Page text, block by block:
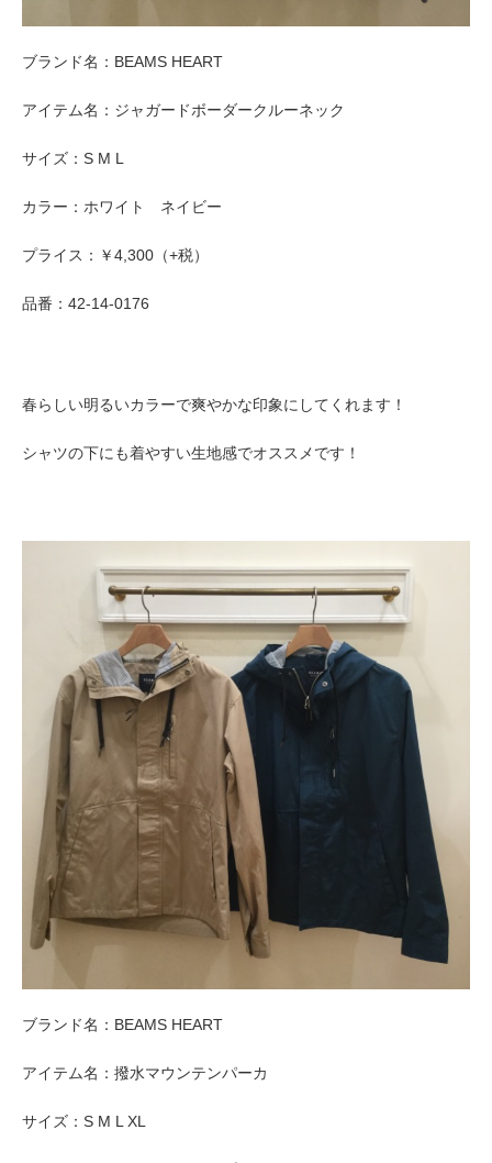
ブランド名：BEAMS HEART
アイテム名：ジャガードボーダークルーネック
サイズ：S M L
カラー：ホワイト ネイビー
プライス：￥4,300（+税）
品番：42-14-0176
春らしい明るいカラーで爽やかな印象にしてくれます！
シャツの下にも着やすい生地感でオススメです！
ブランド名：BEAMS HEART
アイテム名：撥水マウンテンパーカ
サイズ：S M L XL